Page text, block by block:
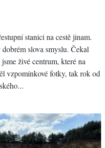
stanici na cestě jinam.
slova smyslu. Čekal
živé centrum, které na
vzpomínkové fotky, tak rok od